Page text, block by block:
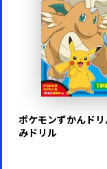
ポケモンずかんド
みドリル